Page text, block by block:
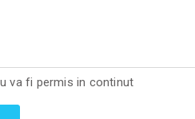
va fi permis in continut